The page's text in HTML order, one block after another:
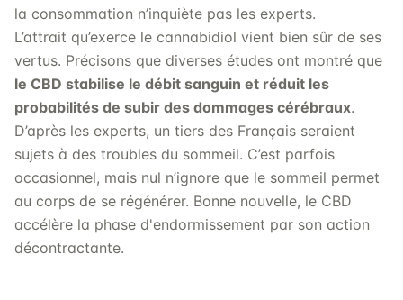
la consommation n’inquiète pas les experts.
L’attrait qu’exerce le cannabidiol vient bien sûr de ses
vertus. Précisons que diverses études ont montré que
le CBD stabilise le débit sanguin et réduit les
probabilités de subir des dommages cérébraux.
D’après les experts, un tiers des Français seraient
sujets à des troubles du sommeil. C’est parfois
occasionnel, mais nul n’ignore que le sommeil permet
au corps de se régénérer. Bonne nouvelle, le CBD
accélère la phase d'endormissement par son action
décontractante.